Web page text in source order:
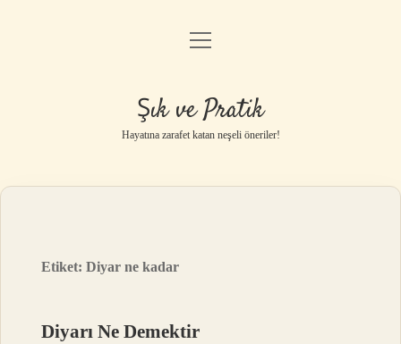
Anasayfa
Yasal Uyarı
menüyü
Şık ve Pratik
Hayatına zarafet katan neşeli öneriler!
Etiket:Diyar ne kadar
Diyarı Ne Demektir